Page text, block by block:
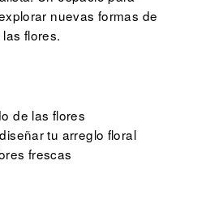
nuevas formas de
flores.
de las flores
tu arreglo floral
frescas